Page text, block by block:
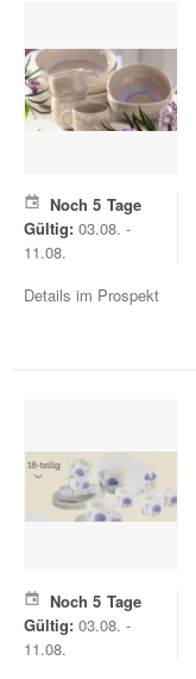
Noch 5 Tage
Gültig: 03.08. -
11.08.
Details im Prospekt
Noch 5 Tage
Gültig: 03.08. -
11.08.